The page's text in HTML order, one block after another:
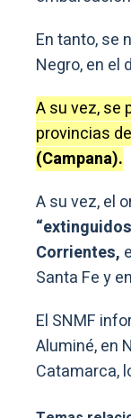
En tanto, se
Negro, en el
A su vez, se
provincias de
(Campana).
A su vez, el
Corrientes,
Santa Fe y
El SNMF
Aluminé, en
Catamarca,